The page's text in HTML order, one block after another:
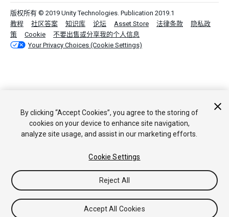
版权所有 © 2019 Unity Technologies. Publication 2019.1
教程
社区答案 知识库 论坛 Asset Store 法律条款
隐私政
策
Cookie
不要出售或分享我的个人信息
Your Privacy Choices (Cookie Settings)
By clicking “Accept Cookies”, you agree to the storing of
cookies on your device to enhance site navigation,
analyze site usage, and assist in our marketing efforts.
Cookie Settings
Reject All
Accept All Cookies